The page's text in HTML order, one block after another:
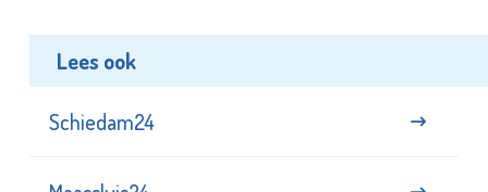
Lees ook
Schiedam24